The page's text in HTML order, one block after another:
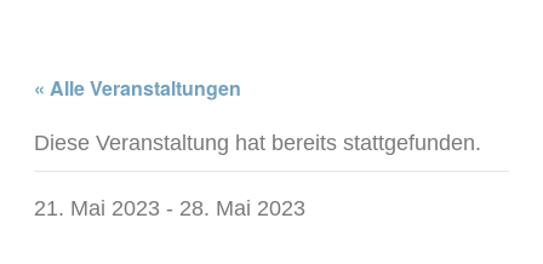
« Alle Veranstaltungen
Diese Veranstaltung hat bereits stattgefunden.
21. Mai 2023 - 28. Mai 2023